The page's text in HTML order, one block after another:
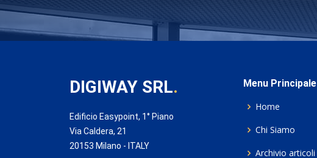
DIGIWAY SRL.
Edificio Easypoint, 1° Piano
Via Caldera, 21
20153 Milano - ITALY
Menu Principale
Home
Chi Siamo
Archivio articoli